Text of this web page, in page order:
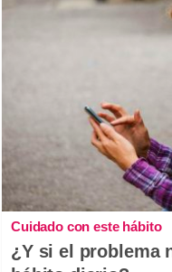
Cuidado con este hábito
¿Y si el problema